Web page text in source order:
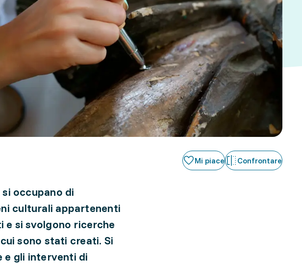
Mi piace Confrontare
occupano di
culturali appartenenti
e si svolgono ricerche
sono stati creati. Si
e gli interventi di